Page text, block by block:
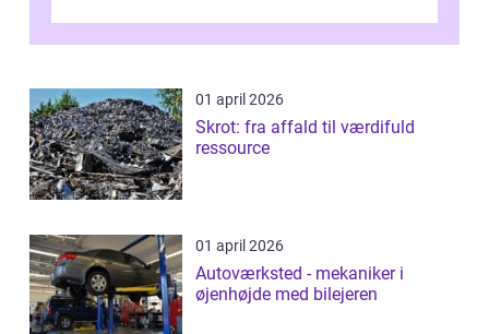
01 april 2026
Skrot: fra affald til værdifuld
ressource
01 april 2026
Autoværksted - mekaniker i
øjenhøjde med bilejeren